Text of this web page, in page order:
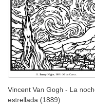
Vincent Van Gogh - La
estrellada (1889)